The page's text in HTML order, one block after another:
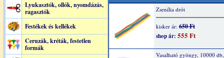
Lyukasztók, ollók, nyomdázás,
ragasztók
Festékek és kellékek
Ceruzák, kréták, festetlen
formák
Zsenília drót
kisker ár: 650 Ft
shop ár: 555 Ft
Vasalható gyöngy, 10000